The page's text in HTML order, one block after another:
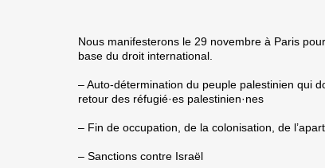
Nous manifesterons le 29 novembre à Paris
base du droit international.
– Auto-détermination du peuple palestinien qui
retour des réfugié·es palestinien·nes
– Fin de occupation, de la colonisation, de
– Sanctions contre Israël